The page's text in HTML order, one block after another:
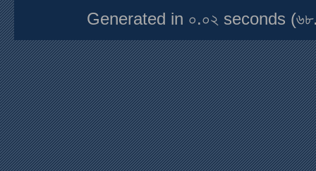
Generated in ০.০২ seconds